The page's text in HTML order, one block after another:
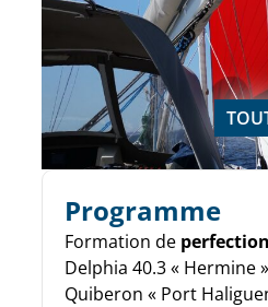
Programme
Formation de
Delphia 40.3 « Hermine
Quiberon « Port